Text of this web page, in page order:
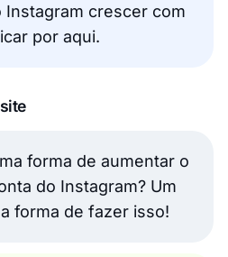
crescer com
por aqui.
forma de aumentar o
do Instagram? Um
forma de fazer isso!